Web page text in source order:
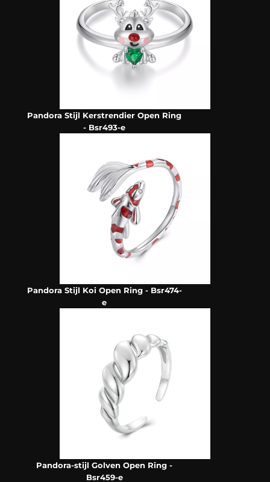
Pandora Stijl Kerstrendier Open Ring
- Bsr493-e
Pandora Stijl Koi Open Ring - Bsr474-
e
Pandora-stijl Golven Open Ring -
Bsr459-e